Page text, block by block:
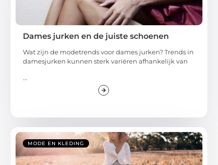
Dames jurken en de juiste schoenen
Wat zijn de modetrends voor dames jurken? Trends in
damesjurken kunnen sterk variëren afhankelijk van
...
MODE EN KLEDING